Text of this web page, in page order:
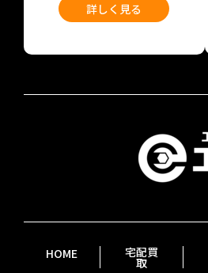
詳しく見る
HOME 宅配買
取